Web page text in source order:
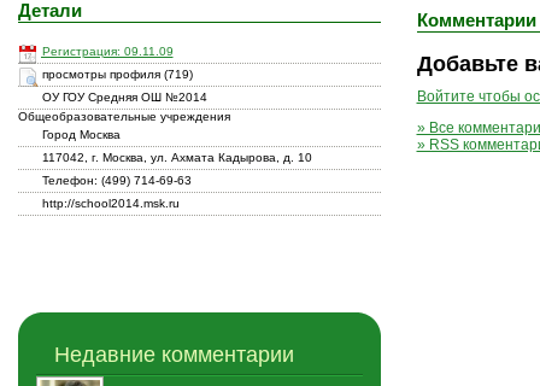
Детали
Регистрация: 09.11.09
просмотры профиля (719)
ОУ ГОУ Средняя ОШ №2014
Общеобразовательные учреждения
Город Москва
117042, г. Москва, ул. Ахмата Кадырова, д. 10
Телефон: (499) 714-69-63
http://school2014.msk.ru
Недавние комментарии
Добавьте
Войтите чтобы
» Все
» RSS